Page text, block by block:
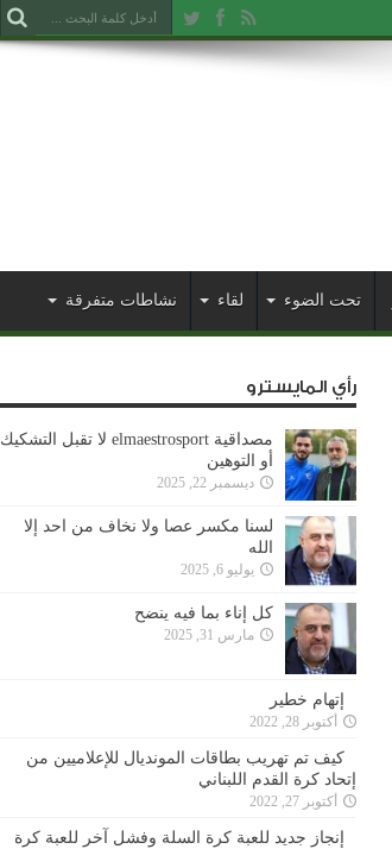
تحت الضوء لقاء نشاطات متفرقة
رأي المايسترو
مصداقية elmaestrosport لا تقبل التشكيك
أو التوهين
ديسمبر 22, 2025
لسنا مكسر عصا ولا نخاف من احد إلا
الله
يوليو 6, 2025
كل إناء بما فيه ينضح
مارس 31, 2025
إتهام خطير
أكتوبر 28, 2022
كيف تم تهريب بطاقات المونديال للإعلاميين من
إتحاد كرة القدم اللبناني
أكتوبر 27, 2022
إنجاز جديد للعبة كرة السلة وفشل آخر للعبة كرة